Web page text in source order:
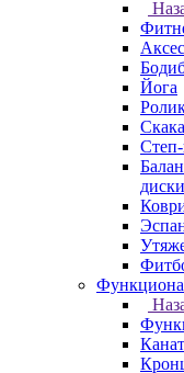
Йога
диски